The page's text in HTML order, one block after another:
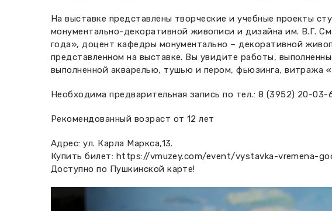
На выставке представлены творческие и учебные проекты
монументально-декоративной живописи и дизайна им. В.Г.
года», доцент кафедры монументально – декоративной
представленном на выставке. Вы увидите работы,
выполненной акварелью, тушью и пером, фьюзинга, витража
Необходима предварительная запись по тел.: 8 (3952) 20-03-
Рекомендованный возраст от 12 лет
Адрес: ул. Карла Маркса,13.
Купить билет: https://vmuzey.com/event/vystavka-vremena-
Доступно по Пушкинской карте!